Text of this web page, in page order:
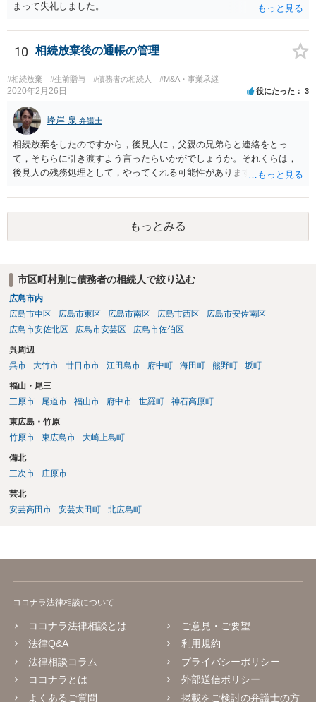
まって失礼しました。
10 相続放棄後の通帳の管理
#相続放棄 #生前贈与 #債務者の相続人 #M&A・事業承継
2020年2月26日 役にたった 3
峰岸 泉 弁護士
相続放棄をしたのですから，後見人に，父親の兄弟らと連絡をとっ
て，そちらに引き渡すよう言ったらいかがでしょうか。それくらは，
後見人の残務処理として，やってくれる可能性があります。 ただ，通
もっとみる
市区町村別に債務者の相続人で絞り込む
広島市内
広島市中区
広島市東区 広島市南区 広島市西区
広島市安佐南区
広島市安佐北区
広島市安芸区 広島市佐伯区
呉周辺
呉市
大竹市 廿日市市 江田島市 府中町 海田町 熊野町 坂町
福山・尾三
三原市
尾道市 福山市 府中市 世羅町 神石高原町
東広島・竹原
竹原市
東広島市 大崎上島町
備北
三次市
庄原市
芸北
安芸高田市
安芸太田町 北広島町
ココナラ法律相談について
ココナラ法律相談とは
法律Q&A
法律相談コラム
ココナラとは
よくあるご質問
ご意見・ご要望
利用規約
プライバシーポリシー
外部送信ポリシー
掲載をご検討の弁護士の方